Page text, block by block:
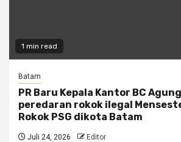
1 min read
Batam
PR Baru Kepala Kantor BC
peredaran rokok ilegal
Rokok PSG dikota Batam
Juli 24, 2026 Editor